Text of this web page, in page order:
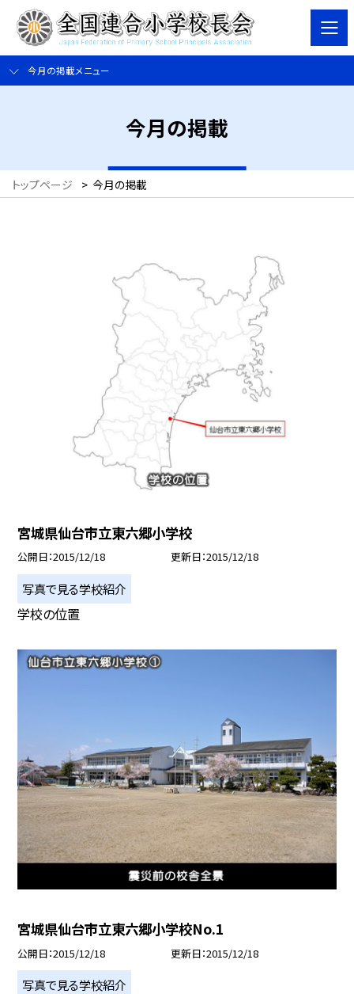
今月の掲載メニュー
今月の掲載
トップページ > 今月の掲載
宮城県仙台市立東六郷小学校
公開日 2015/12/18 更新日 2015/12/18
写真で見る学校紹介
学校の位置
宮城県仙台市立東六郷小学校No.1
公開日 2015/12/18 更新日 2015/12/18
写真で見る学校紹介